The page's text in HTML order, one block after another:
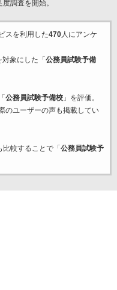
調査を開始。
スを利用した470人にアンケ
対象にした「 公務員試験予備
公務員試験予備校」を評価。
のユーザーの声も掲載してい
較することで「 公務員試験予